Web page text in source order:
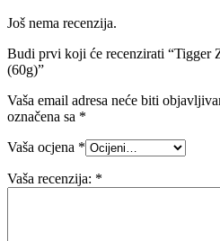
Još nema recenzija.
Budi prvi koji će recenzirati “Tigger
(60g)”
Vaša email adresa neće biti
označena sa *
Vaša ocjena *
Vaša recenzija: *